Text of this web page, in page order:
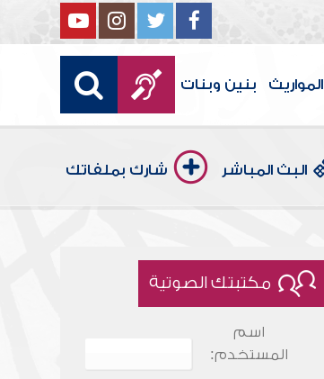
المواريث بنين وبنات
البث المباشر شارك بملفاتك
مكتبتك الصوتية
اسم
المستخدم: